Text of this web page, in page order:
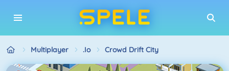
Multiplayer .io Crowd Drift City